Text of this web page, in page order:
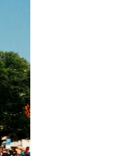
les faisant glisser.